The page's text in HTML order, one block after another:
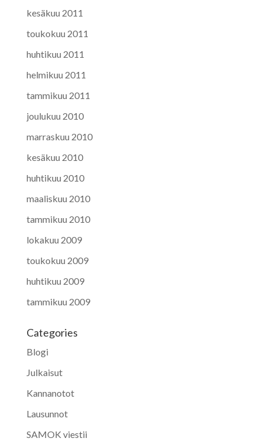
kesäkuu 2011
toukokuu 2011
huhtikuu 2011
helmikuu 2011
tammikuu 2011
joulukuu 2010
marraskuu 2010
kesäkuu 2010
huhtikuu 2010
maaliskuu 2010
tammikuu 2010
lokakuu 2009
toukokuu 2009
huhtikuu 2009
tammikuu 2009
Categories
Blogi
Julkaisut
Kannanotot
Lausunnot
SAMOK viestii